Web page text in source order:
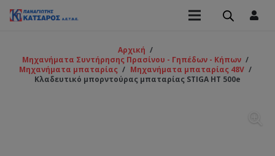
Αρχική /
Μηχανήματα Συντήρησης Πρασίνου - Γηπέδων - Κήπων /
Μηχανήματα μπαταρίας / Μηχανήματα μπαταρίας 48V /
Κλαδευτικό μπορντούρας μπαταρίας STIGA ΗΤ 500e